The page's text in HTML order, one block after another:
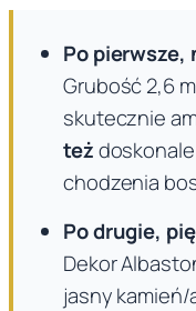
Po
Grubość 2,6
skutecznie
też
chodzenia
Po drugie,
Dekor
jasny kamień/